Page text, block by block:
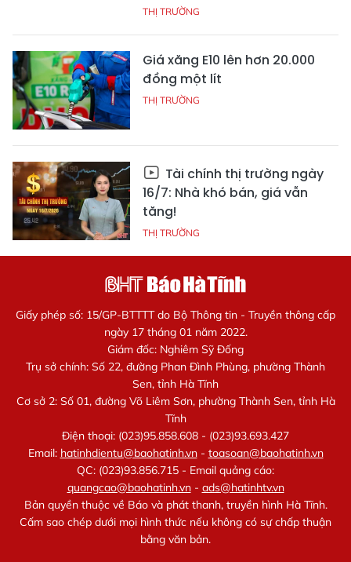
THỊ TRƯỜNG
Giá xăng E10 lên hơn 20.000
đồng một lít
THỊ TRƯỜNG
Tài chính thị trường ngày
16/7: Nhà khó bán, giá vẫn
tăng!
THỊ TRƯỜNG
Giấy phép số: 15/GP-BTTTT do Bộ Thông tin - Truyền thông cấp
ngày 17 tháng 01 năm 2022.
Giám đốc: Nghiêm Sỹ Đống
Trụ sở chính: Số 22, đường Phan Đình Phùng, phường Thành
Sen, tỉnh Hà Tĩnh
Cơ sở 2: Số 01, đường Võ Liêm Sơn, phường Thành Sen, tỉnh Hà
Tĩnh
Điện thoại: (023)95.858.608 - (023)93.693.427
Email: hatinhdientu@baohatinh.vn- toasoan@baohatinh.vn
QC: (023)93.856.715 - Email quảng cáo:
quangcao@baohatinh.vn- ads@hatinhtv.vn
Bản quyền thuộc về Báo và phát thanh, truyền hình Hà Tĩnh.
Cấm sao chép dưới mọi hình thức nếu không có sự chấp thuận
bằng văn bản.